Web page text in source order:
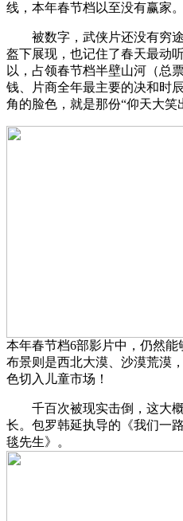
线，本年春节档以至没有赢家
被数字，武侠片还没有穷途
盔下展现，也记住了春天最动
以，占领春节档半壁山河（总
钱、片商全年最主要的决和时
角的脸色，就是那份“仰天大笑
本年春节档6部影片中，仍然
布景则是西北大漠、沙漠荒漠
色切入儿童市场！
千百次被现实击倒，这大概
长。包罗韩延执导的《我们一
毯先生》。